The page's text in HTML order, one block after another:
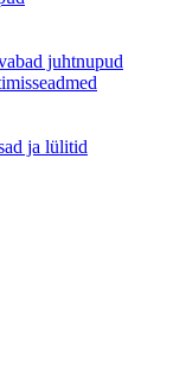
juhtnupud
ja lülitid